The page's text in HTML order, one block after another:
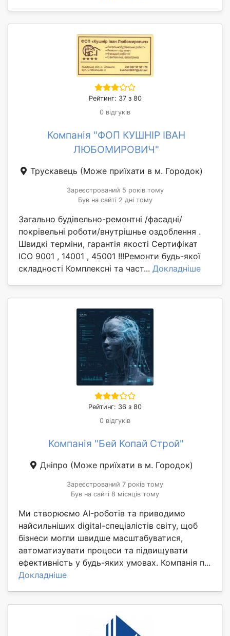
Рейтинг: 37 з 80
0 відгуків
Компанія "ФОП КУШНІР ІВАН
ЛЮБОМИРОВИЧ"
Трускавець (Може приїхати в м. Городок)
Зареєстрований 5 років тому
Був на сайті 2 дні тому
Загально будівельно-ремонтні /фасадні/
покрівельні роботи/внутрішнье оздоблення .
Швидкі терміни, гарантія якості Сертифікат
ICO 9001 , 14001 , 45001 !!!Ремонти будь-якої
складності Комплексні та част... Докладніше
Рейтинг: 36 з 80
0 відгуків
Компанія "Бей Копай Строй"
Дніпро (Може приїхати в м. Городок)
Зареєстрований 7 років тому
Був на сайті 8 місяців тому
Ми створюємо AI-роботів та приводимо
найсильніших digital-спеціалістів світу, щоб
бізнеси могли швидше масштабуватися,
автоматизувати процеси та підвищувати
ефективність у будь-яких умовах. Компанія п...
Докладніше